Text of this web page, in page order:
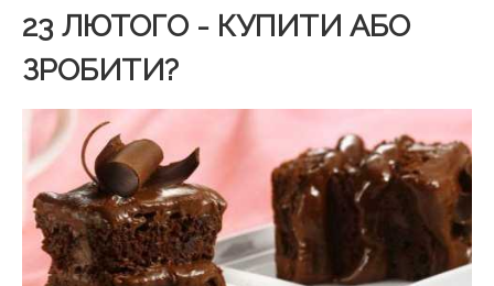
23 ЛЮТОГО - КУПИТИ АБО
ЗРОБИТИ?